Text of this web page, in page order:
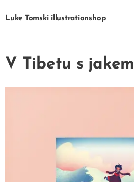
Luke Tomski illustrationshop
V Tibetu s jakem